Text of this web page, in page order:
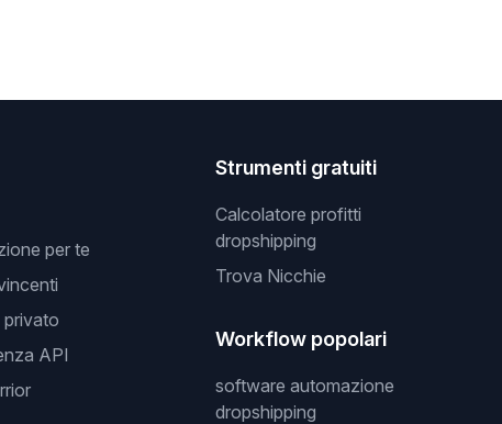
per te
privato
API
Strumenti gratuiti
Calcolatore profitti
dropshipping
Trova Nicchie
Workflow popolari
software automazione
dropshipping